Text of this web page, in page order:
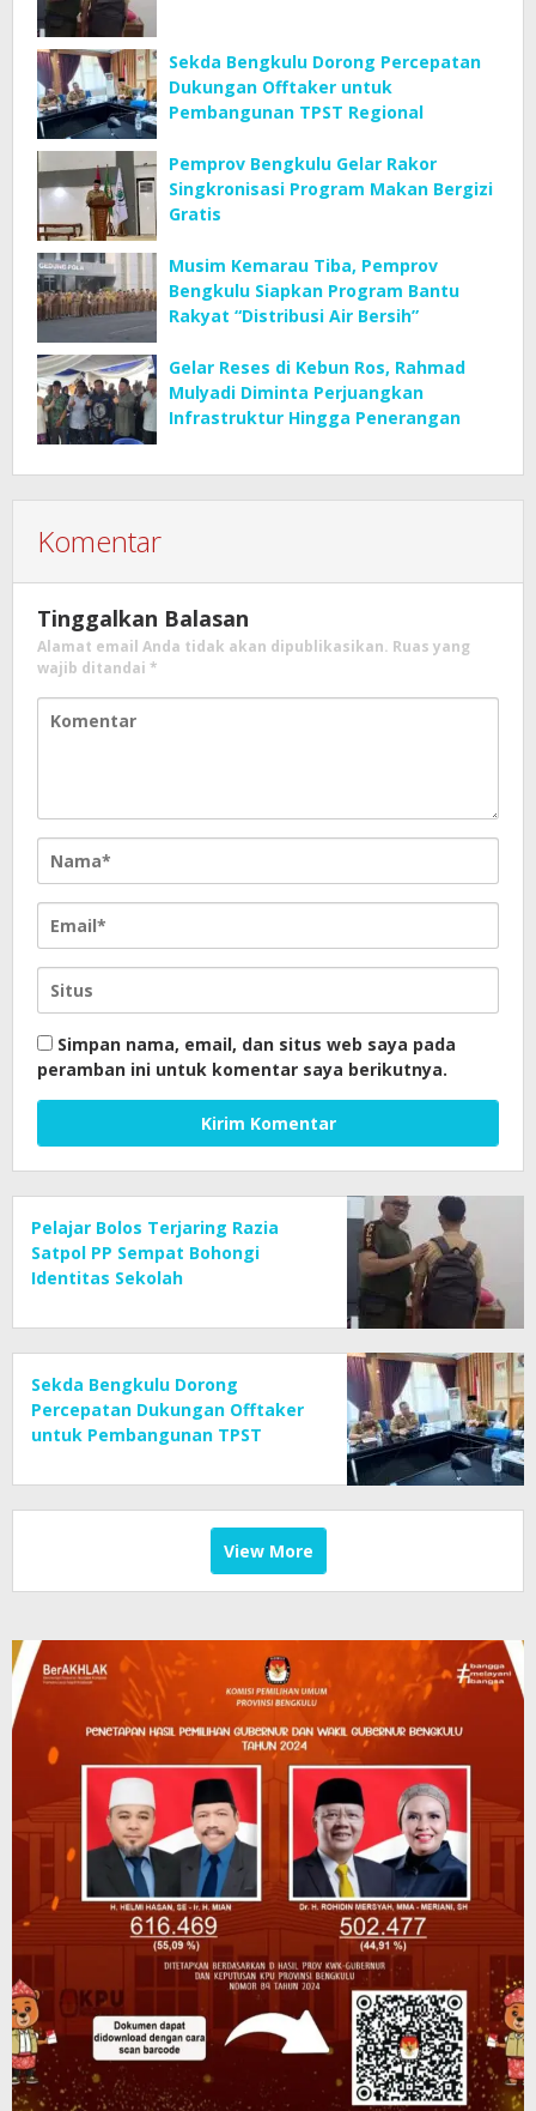
Sekda Bengkulu Dorong Percepatan
Dukungan Offtaker untuk
Pembangunan TPST Regional
Pemprov Bengkulu Gelar Rakor
Singkronisasi Program Makan Bergizi
Gratis
Musim Kemarau Tiba, Pemprov
Bengkulu Siapkan Program Bantu
Rakyat “Distribusi Air Bersih”
Gelar Reses di Kebun Ros, Rahmad
Mulyadi Diminta Perjuangkan
Infrastruktur Hingga Penerangan
Komentar
Tinggalkan Balasan
Alamat email Anda tidak akan dipublikasikan. Ruas yang
wajib ditandai *
Simpan nama, email, dan situs web saya pada
peramban ini untuk komentar saya berikutnya.
Pelajar Bolos Terjaring Razia
Satpol PP Sempat Bohongi
Identitas Sekolah
Sekda Bengkulu Dorong
Percepatan Dukungan Offtaker
untuk Pembangunan TPST
View More